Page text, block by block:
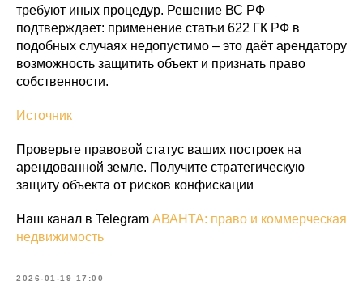
требуют иных процедур. Решение ВС РФ
подтверждает: применение статьи 622 ГК РФ в
подобных случаях недопустимо – это даёт арендатору
возможность защитить объект и признать право
собственности.
Источник
Проверьте правовой статус ваших построек на
арендованной земле. Получите стратегическую
защиту объекта от рисков конфискации
Наш канал в Telegram АВАНТА: право и коммерческая
недвижимость
2026-01-19 17:00